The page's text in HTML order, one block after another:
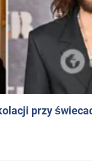
przy